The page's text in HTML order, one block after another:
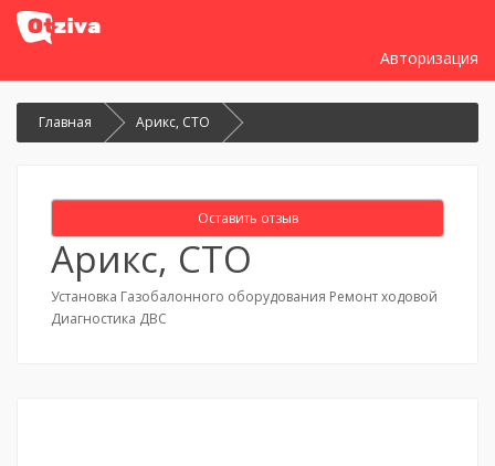
Авторизация
Главная Арикс, СТО
Оставить отзыв
Арикс, СТО
Установка Газобалонного оборудования Ремонт ходовой
Диагностика ДВС